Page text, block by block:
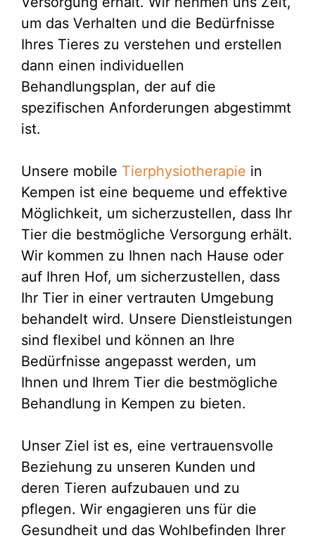
um das Verhalten und die Bedürfnisse
Ihres Tieres zu verstehen und erstellen
dann einen individuellen
Behandlungsplan, der auf die
spezifischen Anforderungen abgestimmt
ist.
Unsere mobile Tierphysiotherapie in
Kempen ist eine bequeme und effektive
Möglichkeit, um sicherzustellen, dass Ihr
Tier die bestmögliche Versorgung erhält.
Wir kommen zu Ihnen nach Hause oder
auf Ihren Hof, um sicherzustellen, dass
Ihr Tier in einer vertrauten Umgebung
behandelt wird. Unsere Dienstleistungen
sind flexibel und können an Ihre
Bedürfnisse angepasst werden, um
Ihnen und Ihrem Tier die bestmögliche
Behandlung in Kempen zu bieten.
Unser Ziel ist es, eine vertrauensvolle
Beziehung zu unseren Kunden und
deren Tieren aufzubauen und zu
pflegen. Wir engagieren uns für die
Gesundheit und das Wohlbefinden Ihrer